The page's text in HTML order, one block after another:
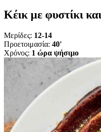
Κέικ με φυστίκι
Μερίδες: 12-14
Προετοιμασία: 40'
Χρόνος: 1 ώρα ψήσιμο